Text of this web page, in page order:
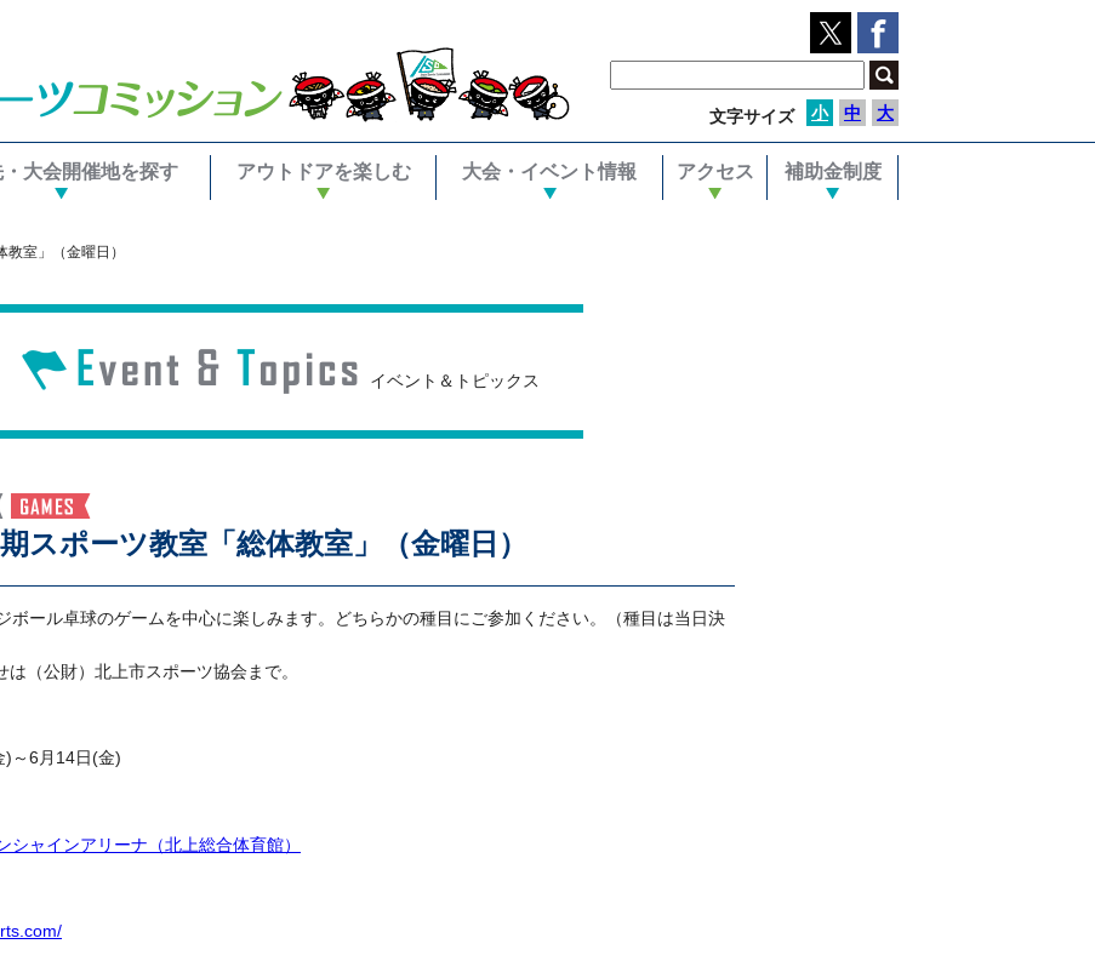
大会開催地を探す アウトドアを楽しむ 大会・イベント情報 アクセス 補助金制度
文字サイズ 小 中 大
教室」（金曜日）
イベント＆トピックス
スポーツ教室「総体教室」（金曜日）
ボール卓球のゲームを中心に楽しみます。どちらかの種目にご参加ください。（種目は当日決
（公財）北上市スポーツ協会まで。
6月14日(金)
シャインアリーナ（北上総合体育館）